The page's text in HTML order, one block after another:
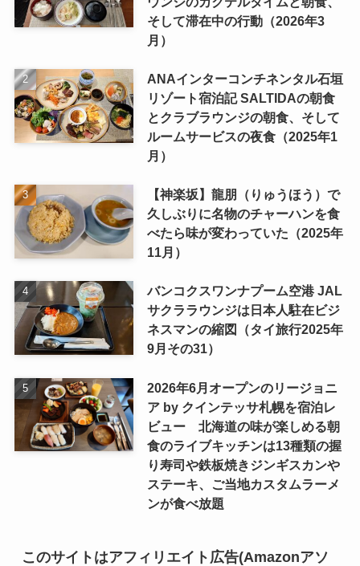
そして滞在中の行動（2026年3
月）
ANAインターコンチネンタル石垣
リゾート宿泊記 SALTIDAの朝食
とクラブラウンジの朝食、そして
ルームサービスの夜食（2025年1
月）
【神楽坂】龍朋（りゅうほう）で
久しぶりに名物のチャーハンを食
べたら味が変わっていた（2025年
11月）
バンコクスワンナプーム空港 JAL
サクララウンジは日本人駐在ビジ
ネスマンの縮図（タイ旅行2025年
9月その31）
2026年6月オープンのリージョニ
ア by クインテッサ札幌を宿泊レ
ビュー 北海道の味が楽しめる朝
食のライブキッチンは13種類の握
り寿司や鉄板焼きジンギスカンや
ステーキ、ご当地カスタムラーメ
ンが食べ放題
このサイトはアフィリエイト広告(Amazonアソ